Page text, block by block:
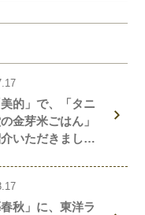
的」で、「タニ
金芽米ごはん」
いただきまし
春秋」に、東洋ラ